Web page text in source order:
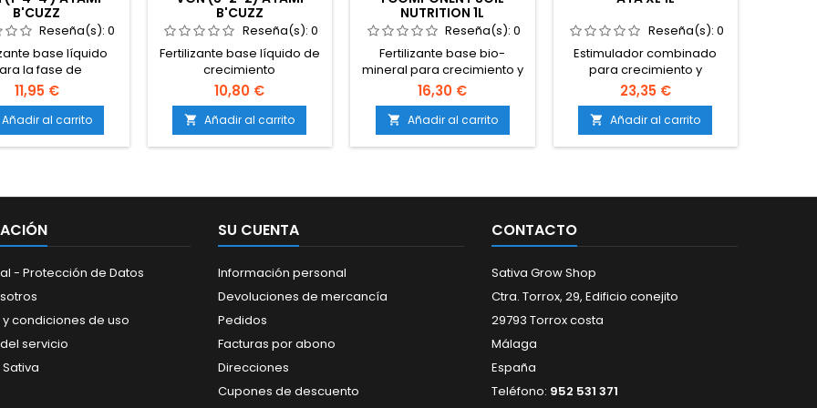
B'CUZZ
Reseña(s):0
base líquido
la fase de
NPK
1-4-4.Estimula
fuertes, tallos
y hojas verdes y
con
un
estable y
saludable.
11,95 €
Añadir al carrito
B'CUZZ
Reseña(s): 0
Fertilizante base líquido de
crecimiento
vegetativo.Relación NPK 5-
2-2 para un desarrollo
equilibrado.Estimula raíces
fuertes, tallos resistentes y
hojas sanas.Compatible
cultivos de interior y
10,80 €
 Añadir al carrito
NUTRITION 1L
Reseña(s):0
Fertilizante base bio-
mineral para crecimiento y
floración.Compatible con
cultivos en suelo, tierra y
maceta.Formulación
pensada para suelos con
alta presencia de calcio,
y microelementos
aplicación, ideal para
cultivadores que quieren
simplicidad manteniendo
16,30 €
 Añadir al carrito
Reseña(s): 0
Estimulador combinado
para crecimiento y
floración.Refuerza el
sistema radicular desde el
inicio del ciclo.Favorece
tallos más gruesos y
resistentes.Incrementa el
con tierra, coco, hidroponía
23,35 €
 Añadir al carrito
- Protección de Datos
condiciones de uso
servicio
SU CUENTA
Información personal
Devoluciones de mercancía
Pedidos
Facturas por abono
Direcciones
Cupones de descuento
CONTACTO
Sativa Grow Shop
Ctra. Torrox, 29, Edificio conejito
29793 Torrox costa
Málaga
España
Teléfono: 952 531 371